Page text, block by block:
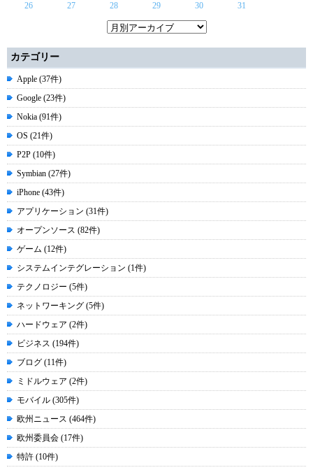
26
27 28 29 30 31
カテゴリー
Apple (37件)
Google (23件)
Nokia (91件)
OS (21件)
P2P (10件)
Symbian (27件)
iPhone (43件)
アプリケーション (31件)
オープンソース (82件)
ゲーム (12件)
システムインテグレーション (1件)
テクノロジー (5件)
ネットワーキング (5件)
ハードウェア (2件)
ビジネス (194件)
ブログ (11件)
ミドルウェア (2件)
モバイル (305件)
欧州ニュース (464件)
欧州委員会 (17件)
特許 (10件)